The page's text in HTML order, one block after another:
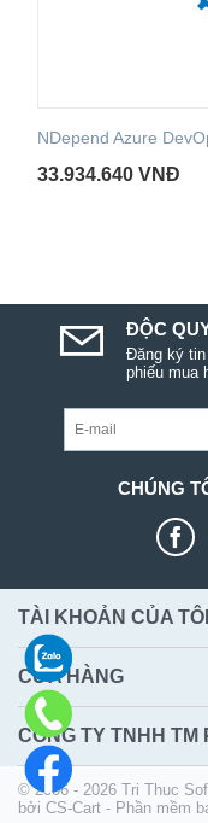
NDepend Azure
33.934.640 VNĐ
ĐỘC
Đăng ký
phiếu mua
CHÚNG
TÀI KHOẢN CỦA TÔI
CỬA HÀNG
CÔNG TY TNHH TM
© 2006 - 2026 Tri Thuc
bởi CS-Cart - Phần mềm